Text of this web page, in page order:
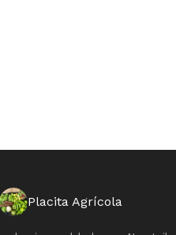
Placita Agrícola